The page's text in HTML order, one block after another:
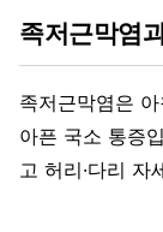
족저근막염
족저근막염은
아픈 국소 통증
고 허리·다리 자